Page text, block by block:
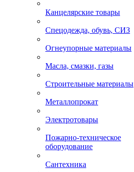
Канцелярские товары
Спецодежда, обувь, СИЗ
Огнеупорные материалы
Масла, смазки, газы
Строительные материалы
Металлопрокат
Электротовары
Пожарно-техническое
оборудование
Сантехника